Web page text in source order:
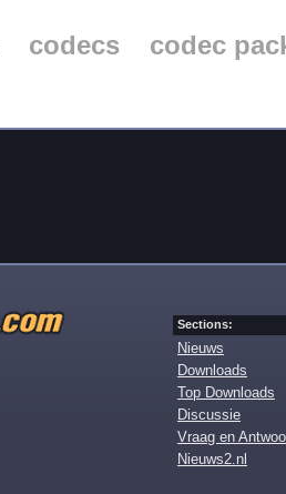
codecs
codec
Sections:
Nieuws
Downloads
Top Downloads
Discussie
Vraag en
Nieuws2.nl